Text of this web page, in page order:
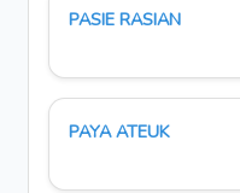
PASIE RASIAN
PAYA ATEUK